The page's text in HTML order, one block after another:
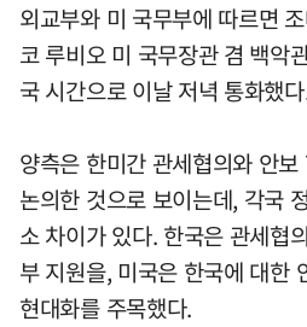
외교부와 미 국무부에 따르면
코 루비오 미 국무장관 겸 백악
국 시간으로 이날 저녁 통화했
양측은 한미간 관세협의와 안
논의한 것으로 보이는데, 각국
소 차이가 있다. 한국은 관세협
부 지원을, 미국은 한국에 대한
현대화를 주목했다.